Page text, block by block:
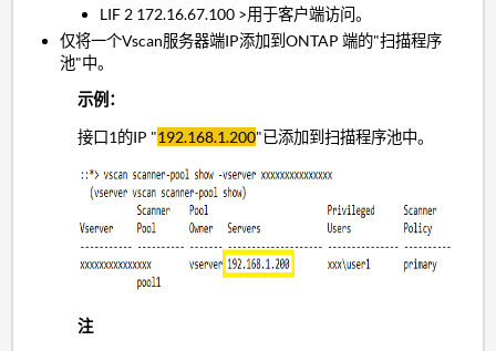
LIF 2 172.16.67.100 >用于客户端访问。
仅将一个Vscan服务器端IP添加到ONTAP 端的"扫描程序
池"中。
示例：
接口1的IP "192.168.1.200"已添加到扫描程序池中。
注